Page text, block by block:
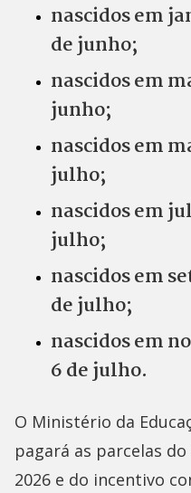
nascidos em
de junho;
nascidos em
junho;
nascidos em
julho;
nascidos em
julho;
nascidos em
de julho;
nascidos em
6 de julho.
O Ministério da
pagará as parcelas
2026 e do incentivo